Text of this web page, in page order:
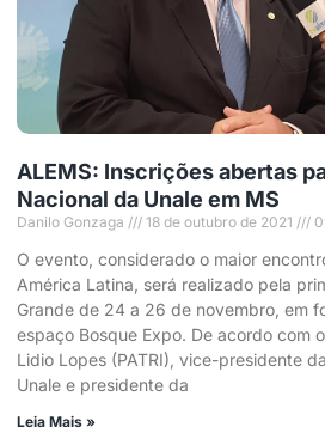
ALEMS: Inscrições abertas
Nacional da Unale em MS
Danilo Gonzaga 18 de outubro de 2021
O evento, considerado o maior
América Latina, será realizado pela
Grande de 24 a 26 de novembro, em
espaço Bosque Expo. De acordo com
Lidio Lopes (PATRI), vice-presidente
Unale e presidente da
Leia Mais »